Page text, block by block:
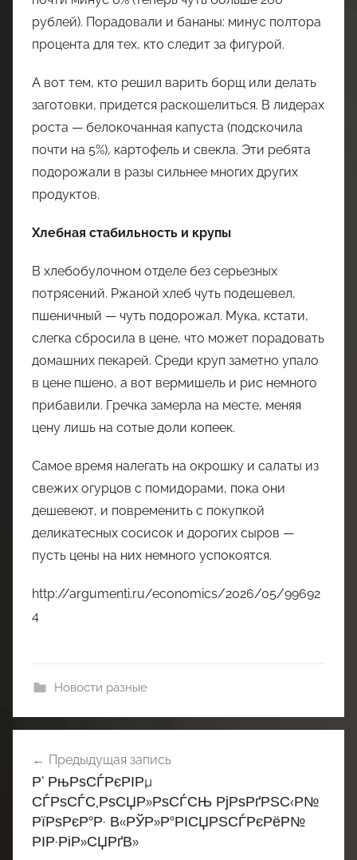
рублей). Порадовали и бананы: минус полтора
процента для тех, кто следит за фигурой.
А вот тем, кто решил варить борщ или делать
заготовки, придется раскошелиться. В лидерах
роста — белокочанная капуста (подскочила
почти на 5%), картофель и свекла. Эти ребята
подорожали в разы сильнее многих других
продуктов.
Хлебная стабильность и крупы
В хлебобулочном отделе без серьезных
потрясений. Ржаной хлеб чуть подешевел,
пшеничный — чуть подорожал. Мука, кстати,
слегка сбросила в цене, что может порадовать
домашних пекарей. Среди круп заметно упало
в цене пшено, а вот вермишель и рис немного
прибавили. Гречка замерла на месте, меняя
цену лишь на сотые доли копеек.
Самое время налегать на окрошку и салаты из
свежих огурцов с помидорами, пока они
дешевеют, и повременить с покупкой
деликатесных сосисок и дорогих сыров —
пусть цены на них немного успокоятся.
http://argumenti.ru/economics/2026/05/99692
4
Новости разные
по
записям
Предыдущая запись
Р’ РњРѕСЃРєРІРµ
СЃРѕСЃС‚РѕСЏР»РѕСЃСЊ РјРѕРґРЅС‹Р№
РїРѕРєР°Р· В«РЎР»Р°РІСЏРЅСЃРєРёР№
РІР·РіР»СЏРґВ»